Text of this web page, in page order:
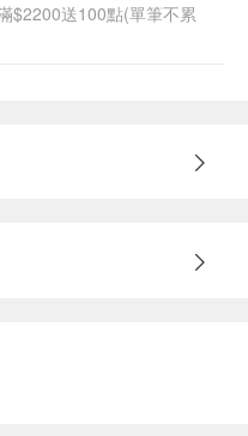
$2200送100點(單筆不累